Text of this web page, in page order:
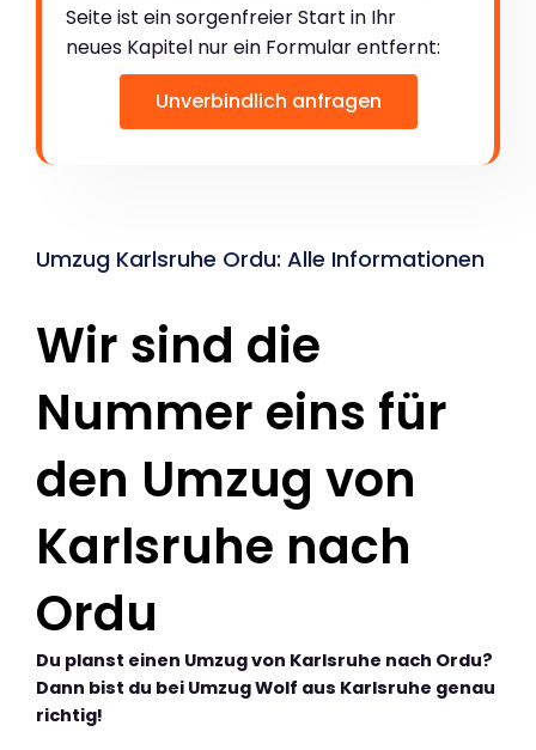
Seite ist ein sorgenfreier Start in Ihr
neues Kapitel nur ein Formular entfernt:
Unverbindlich anfragen
Umzug Karlsruhe Ordu: Alle Informationen
Wir sind die
Nummer eins für
den Umzug von
Karlsruhe nach
Ordu
Du planst einen Umzug von Karlsruhe nach Ordu?
Dann bist du bei Umzug Wolf aus Karlsruhe genau
richtig!